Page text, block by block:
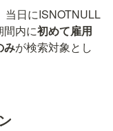
日にISNOTNULL
間内に初めて雇用
みが検索対象とし